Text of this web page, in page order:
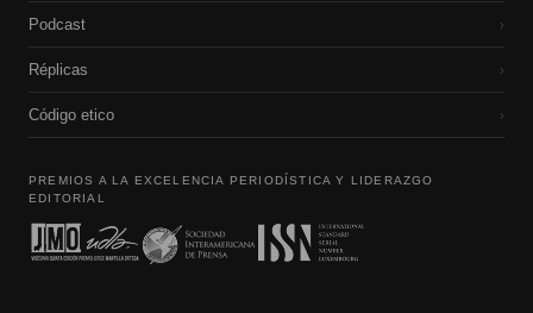
Podcast ›
Réplicas ›
Código etico ›
PREMIOS A LA EXCELENCIA PERIODÍSTICA Y LIDERAZGO
EDITORIAL